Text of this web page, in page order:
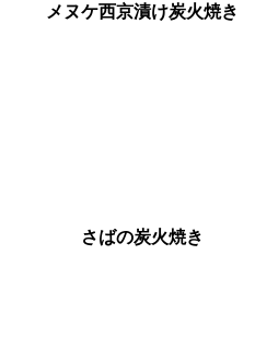
メヌケ西京漬け炭火焼き
さばの炭火焼き